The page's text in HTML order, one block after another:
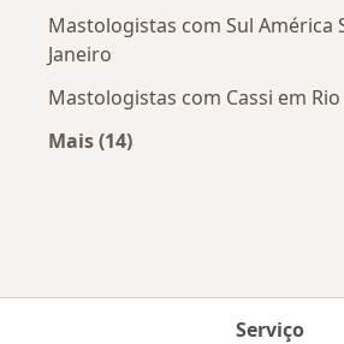
Mastologistas com Sul América
Janeiro
Mastologistas com Cassi em Rio
Mais (14)
Serviço